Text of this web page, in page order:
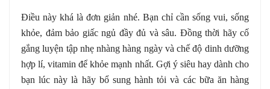
Điều này khá là đơn giản nhé. Bạn chỉ cần sống vui, sống
khỏe, đảm bảo giấc ngủ đầy đủ và sâu. Đồng thời hãy cố
gắng luyện tập nhẹ nhàng hàng ngày và chế độ dinh dưỡng
hợp lí, vitamin để khỏe mạnh nhất. Gợi ý siêu hay dành cho
bạn lúc này là hãy bổ sung hành tỏi và các bữa ăn hàng